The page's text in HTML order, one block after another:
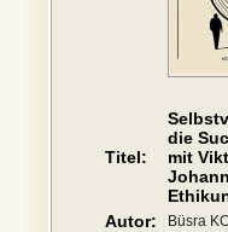
Titel:
die
mit
Autor:
Büsra